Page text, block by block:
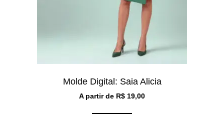
Molde Digital: Saia Alicia
A partir de R$ 19,00